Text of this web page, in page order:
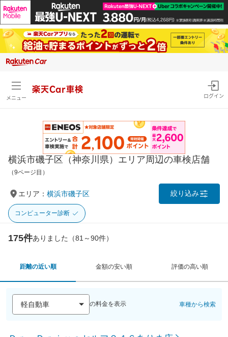
メニュー
楽天Car車検
ログイン
横浜市磯子区（神奈川県）エリア周辺の車検店舗
（9ページ目）
エリア： 横浜市磯子区 絞り込み
コンピューター診断
175件ありました（81～90件）
距離の近い順 金額の安い順 評価の高い順
の料金を表示 車種から検索